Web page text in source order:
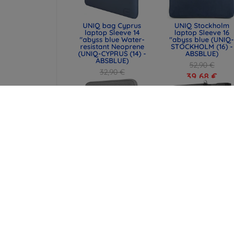
UNIQ bag Cyprus
laptop Sleeve 14
"abyss blue Water-
resistant Neoprene
(UNIQ-CYPRUS (14) -
ABSBLUE)
32,90 €
24,68 €
UNIQ Stockholm
laptop Sleeve 16
"abyss blue (UNIQ-
STOCKHOLM (16) -
ABSBLUE)
52,90 €
39,68 €